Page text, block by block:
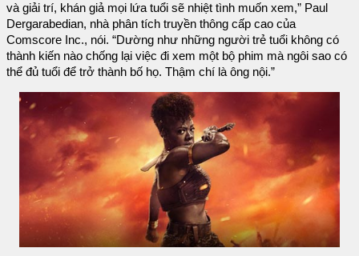
và giải trí, khán giả mọi lứa tuổi sẽ nhiệt tình muốn xem,” Paul
Dergarabedian, nhà phân tích truyền thông cấp cao của
Comscore Inc., nói. “Dường như những người trẻ tuổi không có
thành kiến nào chống lại việc đi xem một bộ phim mà ngôi sao có
thể đủ tuổi để trở thành bố họ. Thậm chí là ông nội.”